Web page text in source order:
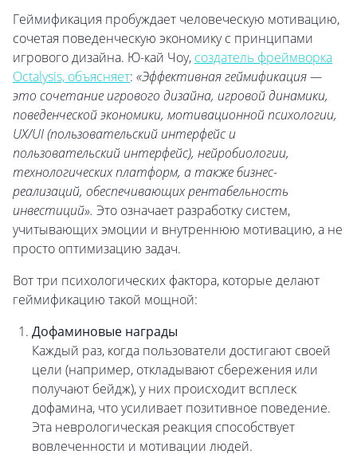
Геймификация пробуждает человеческую мотивацию,
сочетая поведенческую экономику с принципами
игрового дизайна. Ю-кай Чоу, создатель фреймворка
Octalysis, объясняет: «Эффективная геймификация —
это сочетание игрового дизайна, игровой динамики,
поведенческой экономики, мотивационной психологии,
UX/UI (пользовательский интерфейс и
пользовательский интерфейс), нейробиологии,
технологических платформ, а также бизнес-
реализаций, обеспечивающих рентабельность
инвестиций». Это означает разработку систем,
учитывающих эмоции и внутреннюю мотивацию, а не
просто оптимизацию задач.
Вот три психологических фактора, которые делают
геймификацию такой мощной:
Дофаминовые награды
Каждый раз, когда пользователи достигают своей
цели (например, откладывают сбережения или
получают бейдж), у них происходит всплеск
дофамина, что усиливает позитивное поведение.
Эта неврологическая реакция способствует
вовлеченности и мотивации людей.